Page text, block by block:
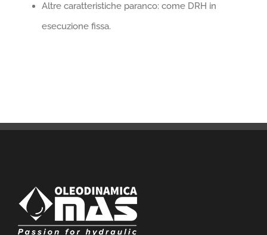
Altre caratteristiche paranco: come DRH in
esecuzione fissa.